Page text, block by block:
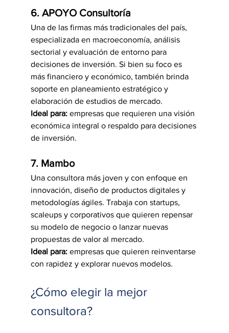
6. APOYO Consultoría
Una de las firmas más tradicionales del país,
especializada en macroeconomía, análisis
sectorial y evaluación de entorno para
decisiones de inversión. Si bien su foco es
más financiero y económico, también brinda
soporte en planeamiento estratégico y
elaboración de estudios de mercado.
Ideal para: empresas que requieren una visión
económica integral o respaldo para decisiones
de inversión.
7. Mambo
Una consultora más joven y con enfoque en
innovación, diseño de productos digitales y
metodologías ágiles. Trabaja con startups,
scaleups y corporativos que quieren repensar
su modelo de negocio o lanzar nuevas
propuestas de valor al mercado.
Ideal para: empresas que quieren reinventarse
con rapidez y explorar nuevos modelos.
¿Cómo elegir la mejor
consultora?